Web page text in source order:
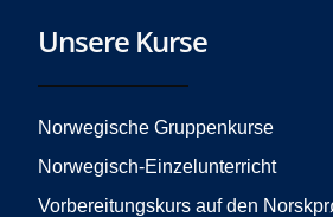
e
o
o
t
g
r
m
t
e
Unsere Kurse
Norwegische Gruppenkurse
Norwegisch-Einzelunterricht
Vorbereitungskurs auf den